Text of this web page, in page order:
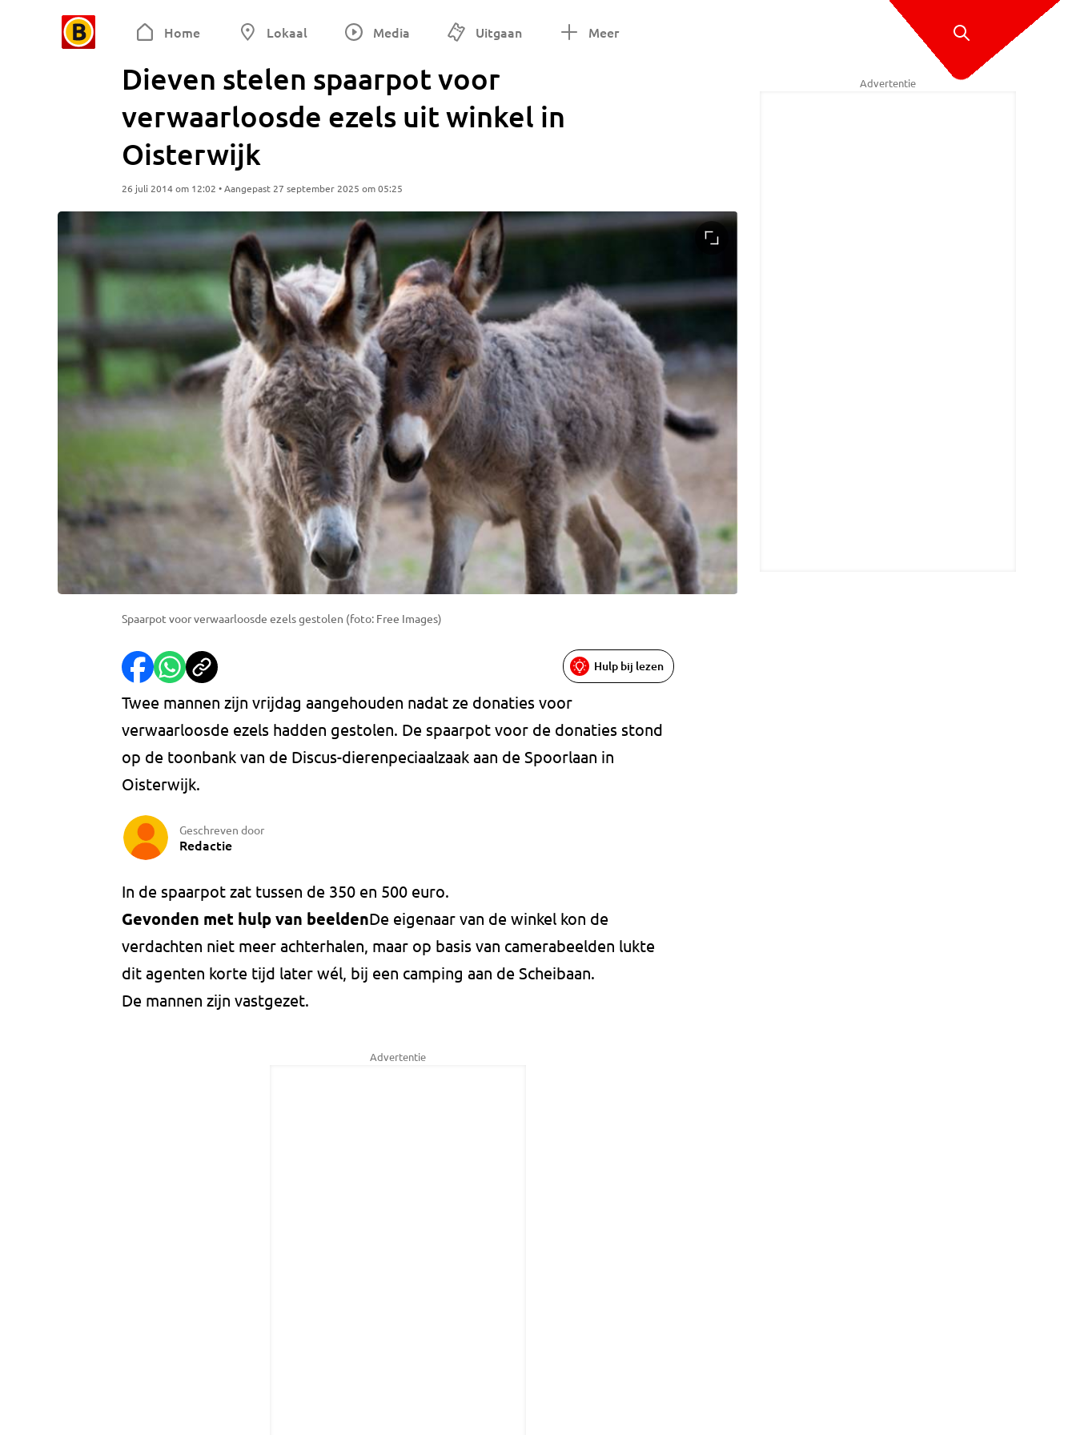
Home Lokaal Media Uitgaan Meer
Dieven stelen spaarpot voor
verwaarloosde ezels uit winkel in
Oisterwijk
26 juli 2014 om 12:02 • Aangepast 27 september 2025 om 05:25
Spaarpot voor verwaarloosde ezels gestolen (foto: Free Images)
Hulp bij lezen
Twee mannen zijn vrijdag aangehouden nadat ze donaties voor
verwaarloosde ezels hadden gestolen. De spaarpot voor de donaties stond
op de toonbank van de Discus-dierenpeciaalzaak aan de Spoorlaan in
Oisterwijk.
Geschreven door
Redactie
In de spaarpot zat tussen de 350 en 500 euro.
Gevonden met hulp van beeldenDe eigenaar van de winkel kon de
verdachten niet meer achterhalen, maar op basis van camerabeelden lukte
dit agenten korte tijd later wél, bij een camping aan de Scheibaan.
De mannen zijn vastgezet.
Advertentie
Advertentie